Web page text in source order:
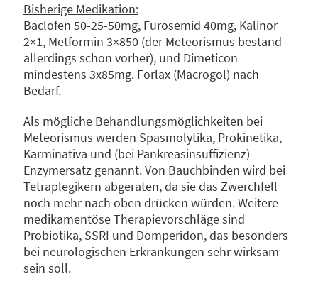
Bisherige Medikation:
Baclofen 50-25-50mg, Furosemid 40mg, Kalinor
2×1, Metformin 3×850 (der Meteorismus bestand
allerdings schon vorher), und Dimeticon
mindestens 3x85mg. Forlax (Macrogol) nach
Bedarf.
Als mögliche Behandlungsmöglichkeiten bei
Meteorismus werden Spasmolytika, Prokinetika,
Karminativa und (bei Pankreasinsuffizienz)
Enzymersatz genannt. Von Bauchbinden wird bei
Tetraplegikern abgeraten, da sie das Zwerchfell
noch mehr nach oben drücken würden. Weitere
medikamentöse Therapievorschläge sind
Probiotika, SSRI und Domperidon, das besonders
bei neurologischen Erkrankungen sehr wirksam
sein soll.